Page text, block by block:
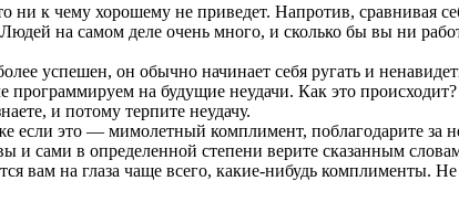
ни к чему хорошему не приведет. Напротив, сравнивая
на самом деле очень много, и сколько бы вы ни
успешен, он обычно начинает себя ругать и
на будущие неудачи. Как это
и потому терпите неудачу.
это — мимолетный комплимент, поблагодарите за
и сами в определенной степени верите сказанным
вам на глаза чаще всего, какие-нибудь комплименты.